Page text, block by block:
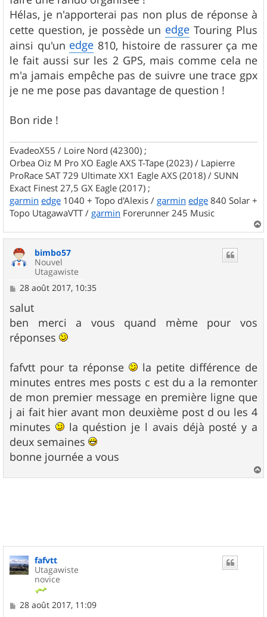
e
Hélas, je n'apporterai pas non plus de réponse à
cette question, je possède un edge Touring Plus
ainsi qu'un edge 810, histoire de rassurer ça me
le fait aussi sur les 2 GPS, mais comme cela ne
m'a jamais empêche pas de suivre une trace gpx
je ne me pose pas davantage de question !
Bon ride !
EvadeoX55 / Loire Nord (42300) ;
Orbea Oiz M Pro XO Eagle AXS T-Tape (2023) / Lapierre
ProRace SAT 729 Ultimate XX1 Eagle AXS (2018) / SUNN
Exact Finest 27,5 GX Eagle (2017) ;
garmin edge 1040 + Topo d'Alexis / garmin edge 840 Solar +
Topo UtagawaVTT / garmin Forerunner 245 Music
a
bimbo57
Nouvel
Utagawiste
M
s
s
a
g
e
28 août 2017, 10:35
salut
ben merci a vous quand mème pour vos
réponses
fafvtt pour ta réponse
la petite différence de
minutes entres mes posts c est du a la remonter
de mon premier message en première ligne que
j ai fait hier avant mon deuxième post d ou les 4
minutes
la quéstion je l avais déjà posté y a
deux semaines
bonne journée a vous
a
fafvtt
Utagawiste
novice
M
28 août 2017, 11:09